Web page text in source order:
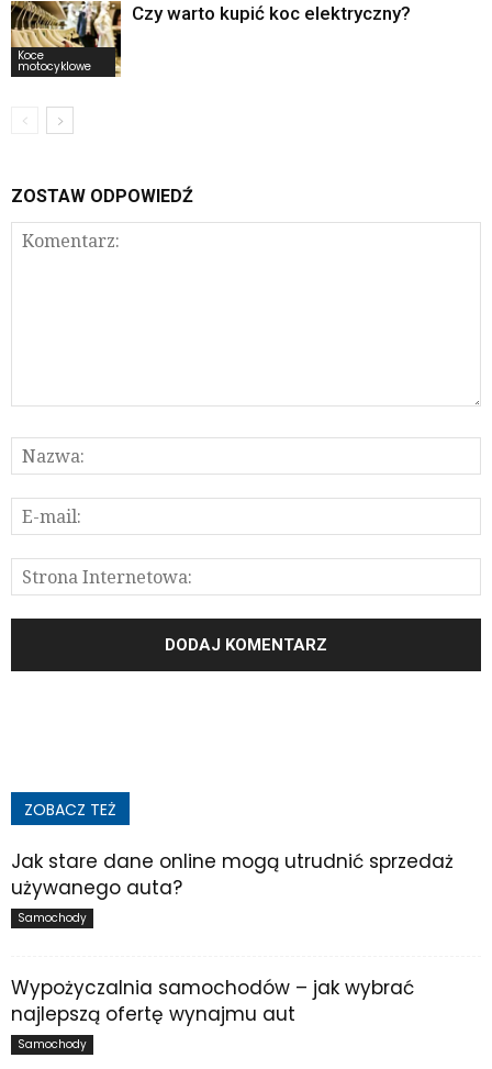
Koce
motocyklowe
Czy warto kupić koc elektryczny?
ZOSTAW ODPOWIEDŹ
ZOBACZ TEŻ
Jak stare dane online mogą utrudnić sprzedaż
używanego auta?
Samochody
Wypożyczalnia samochodów – jak wybrać
najlepszą ofertę wynajmu aut
Samochody